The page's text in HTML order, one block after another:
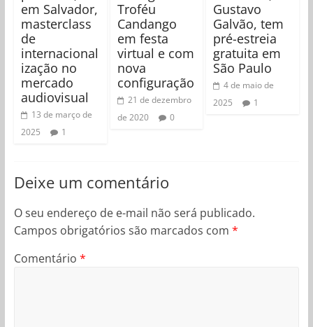
em Salvador,
masterclass
de
internacional
ização no
mercado
audiovisual
13 de março de
2025
1
Troféu
Candango
em festa
virtual e com
nova
configuração
21 de dezembro
de 2020
0
Gustavo
Galvão, tem
pré-estreia
gratuita em
São Paulo
4 de maio de
2025
1
Deixe um comentário
O seu endereço de e-mail não será publicado.
Campos obrigatórios são marcados com *
Comentário *